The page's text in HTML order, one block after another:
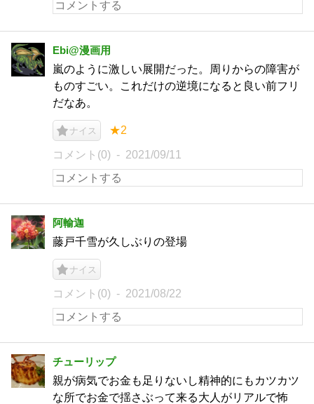
Ebi@漫画用
嵐のように激しい展開だった。周りからの障害が
ものすごい。これだけの逆境になると良い前フリ
だなあ。
ナイス ★2
コメント(0) 2021/09/11
阿輸迦
藤戸千雪が久しぶりの登場
ナイス
コメント(0) 2021/08/22
チューリップ
親が病気でお金も足りないし精神的にもカツカツ
な所でお金で揺さぶって来る大人がリアルで怖